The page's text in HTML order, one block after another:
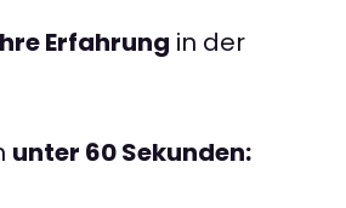
Erfahrung in der
unter 60 Sekunden: